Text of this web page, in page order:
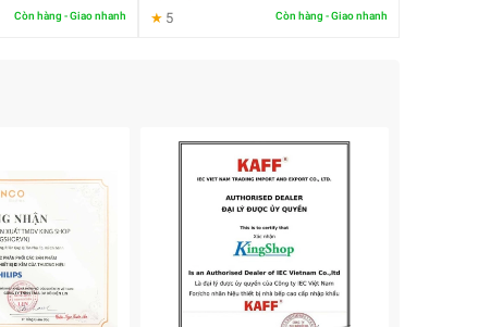
Còn hàng - Giao nhanh ★ 5 Còn hàng - Giao nhanh